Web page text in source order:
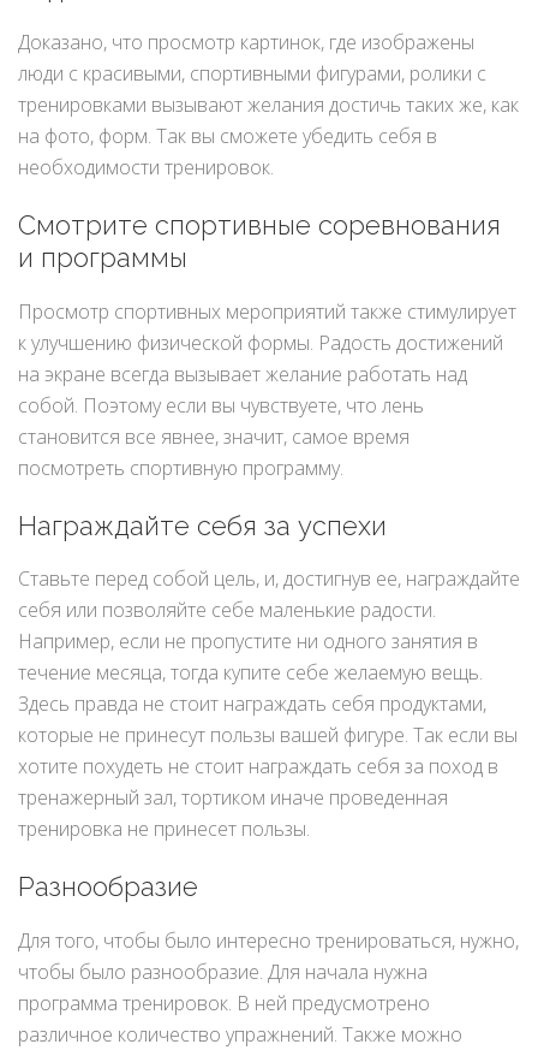
Доказано, что просмотр картинок, где изображены
люди с красивыми, спортивными фигурами, ролики с
тренировками вызывают желания достичь таких же, как
на фото, форм. Так вы сможете убедить себя в
необходимости тренировок.
Смотрите спортивные соревнования
и программы
Просмотр спортивных мероприятий также стимулирует
к улучшению физической формы. Радость достижений
на экране всегда вызывает желание работать над
собой. Поэтому если вы чувствуете, что лень
становится все явнее, значит, самое время
посмотреть спортивную программу.
Награждайте себя за успехи
Ставьте перед собой цель, и, достигнув ее, награждайте
себя или позволяйте себе маленькие радости.
Например, если не пропустите ни одного занятия в
течение месяца, тогда купите себе желаемую вещь.
Здесь правда не стоит награждать себя продуктами,
которые не принесут пользы вашей фигуре. Так если вы
хотите похудеть не стоит награждать себя за поход в
тренажерный зал, тортиком иначе проведенная
тренировка не принесет пользы.
Разнообразие
Для того, чтобы было интересно тренироваться, нужно,
чтобы было разнообразие. Для начала нужна
программа тренировок. В ней предусмотрено
различное количество упражнений. Также можно